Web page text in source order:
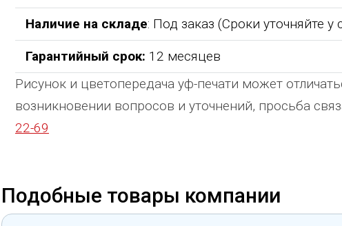
Наличие на складе: Под заказ (Сроки уточняйте у
Гарантийный срок: 12 месяцев
Рисунок и цветопередача уф-печати может
возникновении вопросов и уточнений, просьба
22-69
Подобные товары компании